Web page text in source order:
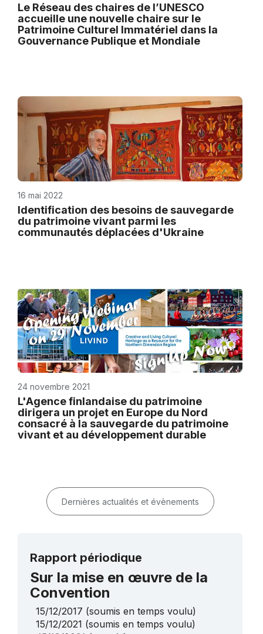
Le Réseau des chaires de l’UNESCO
accueille une nouvelle chaire sur le
Patrimoine Culturel Immatériel dans la
Gouvernance Publique et Mondiale
16 mai 2022
Identification des besoins de sauvegarde
du patrimoine vivant parmi les
communautés déplacées d'Ukraine
24 novembre 2021
L'Agence finlandaise du patrimoine
dirigera un projet en Europe du Nord
consacré à la sauvegarde du patrimoine
vivant et au développement durable
Dernières actualités et évènements
Rapport périodique
Sur la mise en œuvre de la
Convention
15/12/2017 (soumis en temps voulu)
15/12/2021 (soumis en temps voulu)